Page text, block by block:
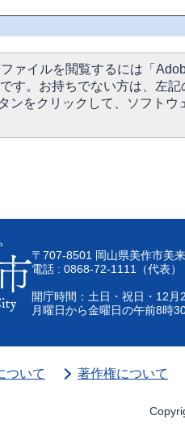
ァイルを閲覧するには「
す。お持ちでない方は、左
ンをクリックして、ソフト
〒707-8501 岡山県美作市美
電話 : 0868-72-1111（代表）
開庁時間：土日・祝日・12月
月曜日から金曜日の午前8時
ついて 著作権について